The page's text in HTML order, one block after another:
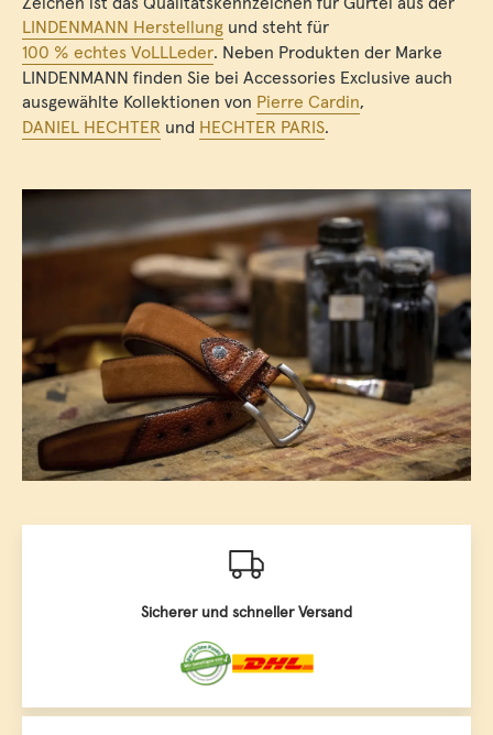
LINDENMANN Herstellung und steht für
100 % echtes VoLLLeder. Neben Produkten der Marke
LINDENMANN finden Sie bei Accessories Exclusive auch
ausgewählte Kollektionen von Pierre Cardin,
DANIEL HECHTER und HECHTER PARIS.
Sicherer und schneller Versand